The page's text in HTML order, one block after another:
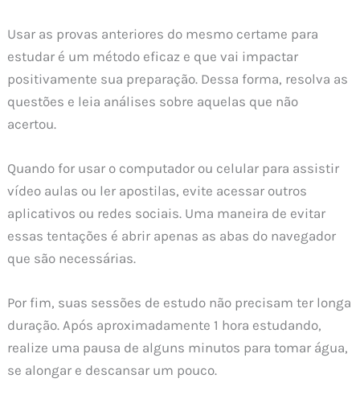
Usar as provas anteriores do mesmo certame para
estudar é um método eficaz e que vai impactar
positivamente sua preparação. Dessa forma, resolva as
questões e leia análises sobre aquelas que não
acertou.
Quando for usar o computador ou celular para assistir
vídeo aulas ou ler apostilas, evite acessar outros
aplicativos ou redes sociais. Uma maneira de evitar
essas tentações é abrir apenas as abas do navegador
que são necessárias.
Por fim, suas sessões de estudo não precisam ter longa
duração. Após aproximadamente 1 hora estudando,
realize uma pausa de alguns minutos para tomar água,
se alongar e descansar um pouco.